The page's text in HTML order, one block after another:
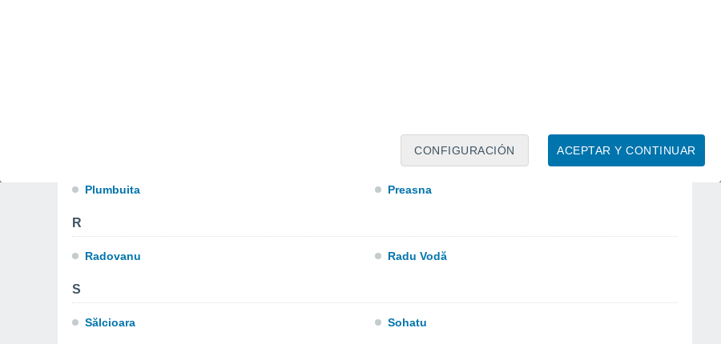
ACEPTAR Y CONTINUAR
CONFIGURACIÓN
Plumbuita Preasna
R
Radovanu Radu Vodă
S
Sălcioara Sohatu